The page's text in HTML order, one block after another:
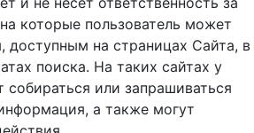
которые пользователь может
доступным на страницах Сайта, в
поиска. На таких сайтах у
собираться или запрашиваться
а также могут